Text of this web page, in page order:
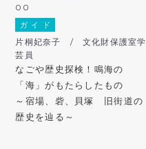
00
ガ イ ド
片桐妃奈子 / 文化財保護室学
芸員
なごや歴史探検！鳴海の
「海」がもたらしたもの
～宿場、砦、貝塚 旧街道の
歴史を辿る～